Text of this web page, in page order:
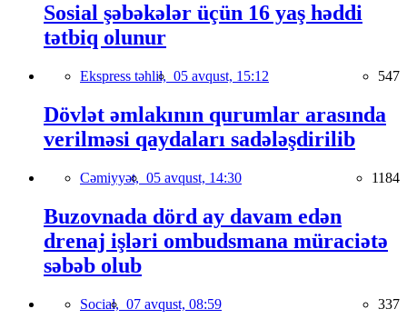
Sosial şəbəkələr üçün 16 yaş həddi
tətbiq olunur
Ekspress təhlil, 05 avqust, 15:12 547
Dövlət əmlakının qurumlar arasında
verilməsi qaydaları sadələşdirilib
Cəmiyyət, 05 avqust, 14:30 1184
Buzovnada dörd ay davam edən
drenaj işləri ombudsmana müraciətə
səbəb olub
Social, 07 avqust, 08:59 337